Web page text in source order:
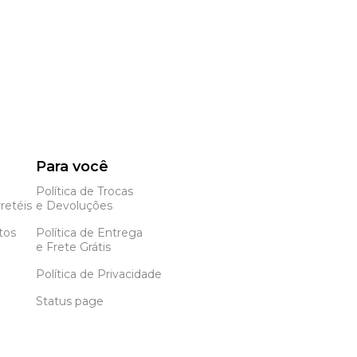
Para você
Política de Trocas
e Devoluções
Política de Entrega
e Frete Grátis
Política de Privacidade
Status page